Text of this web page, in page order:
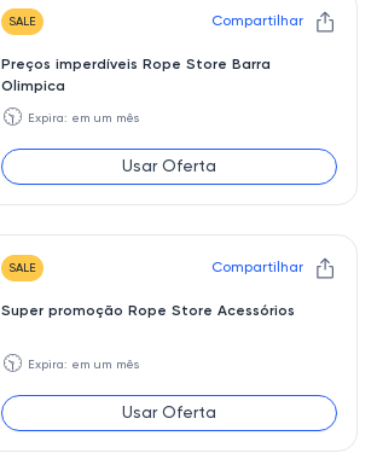
SALE Compartilhar
Preços imperdíveis Rope Store Barra
Olimpica
🕥 Expira: em um mês
Usar Oferta
SALE Compartilhar
Super promoção Rope Store Acessórios
🕥 Expira: em um mês
Usar Oferta